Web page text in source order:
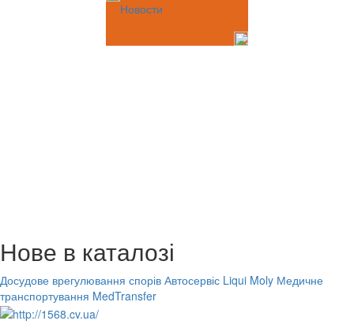
Новости
Нове в каталозі
Досудове врегулювання спорів Автосервіс Liqui Moly Медичне
транспортування MedTransfer